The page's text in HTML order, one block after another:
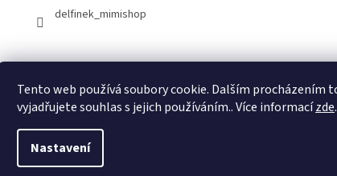
Tento web používá soubory cookie. Dalším procházením
vyjadřujete souhlas s jejich používáním.. Více informacízde.
Nastavení
doba : Po - St
delfinek_mimishop
Obchodní podmínky PRODEJNA
Olomouc